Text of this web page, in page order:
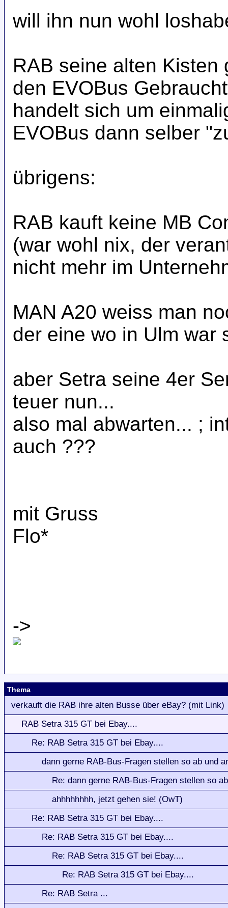
will ihn nun wohl
RAB seine alten
den EVOBus
handelt sich um
EVOBus dann selber
übrigens:
RAB kauft keine MB
(war wohl nix, der
nicht mehr im
MAN A20 weiss man
der eine wo in Ulm war
aber Setra seine 4er
teuer nun...
also mal abwarten... ;
auch ???
mit Gruss
Flo*
->
Thema
verkauft die RAB ihre alten Busse über eBay? (mit Link)
RAB Setra 315 GT bei Ebay....
Re: RAB Setra 315 GT bei Ebay....
dann gerne RAB-Bus-Fragen stellen so ab und
Re: dann gerne RAB-Bus-Fragen stellen so
ahhhhhhhh, jetzt gehen sie! (OwT)
Re: RAB Setra 315 GT bei Ebay....
Re: RAB Setra 315 GT bei Ebay....
Re: RAB Setra 315 GT bei Ebay....
Re: RAB Setra 315 GT bei Ebay....
Re: RAB Setra ...